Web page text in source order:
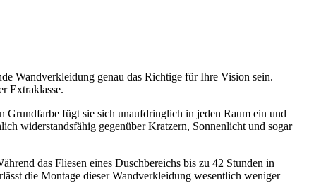
Wandverkleidung genau das Richtige für Ihre Vision sein.
Extraklasse.
Grundfarbe fügt sie sich unaufdringlich in jeden Raum ein und
widerstandsfähig gegenüber Kratzern, Sonnenlicht und sogar
das Fliesen eines Duschbereichs bis zu 42 Stunden in
die Montage dieser Wandverkleidung wesentlich weniger